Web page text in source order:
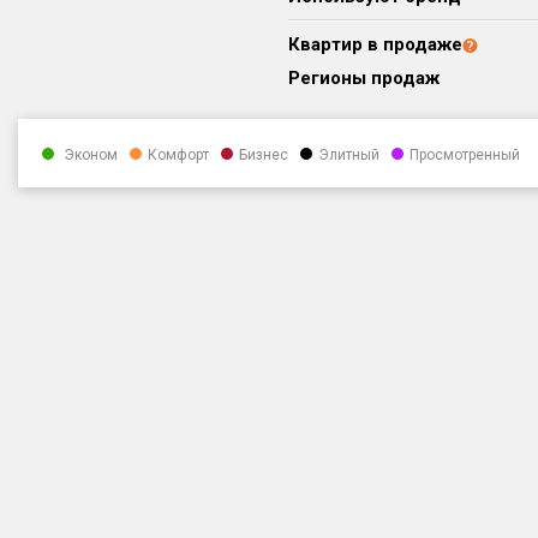
Квартир в продаже
Регионы продаж
Эконом Комфорт Бизнес Элитный Просмотренный